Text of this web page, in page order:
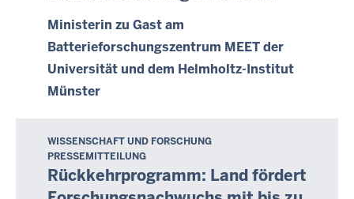
1
0
0
:
0
1
.
O
k
b
e
r
Ministerin zu Gast am
Batterieforschungszentrum MEET der
Universität und dem Helmholtz-Institut
Münster
D
o
n
WISSENSCHAFT UND FORSCHUNG
PRESSEMITTEILUNG
Rückkehrprogramm: Land fördert